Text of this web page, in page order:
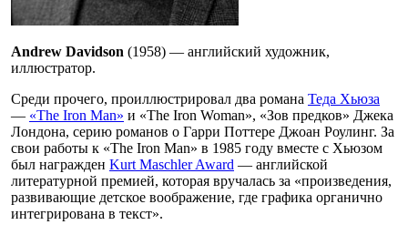
Andrew Davidson (1958) — английский художник,
иллюстратор.
Среди прочего, проиллюстрировал два романа Теда Хьюза
— «The Iron Man» и «The Iron Woman», «Зов предков» Джека
Лондона, серию романов о Гарри Поттере Джоан Роулинг. За
свои работы к «The Iron Man» в 1985 году вместе с Хьюзом
был награжден Kurt Maschler Award — английской
литературной премией, которая вручалась за «произведения,
развивающие детское воображение, где графика органично
интегрирована в текст».